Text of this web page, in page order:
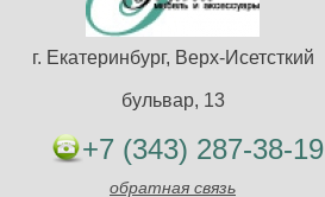
г. Екатеринбург, Верх-Исетсткий
бульвар, 13
+7 (343) 287-38-19
обратная связь